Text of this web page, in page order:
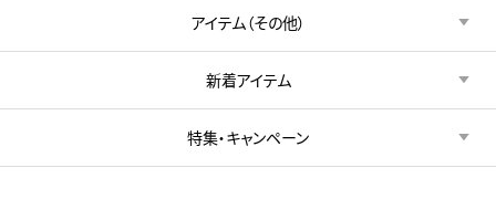
アイテム（その他）
新着アイテム
特集・キャンペーン